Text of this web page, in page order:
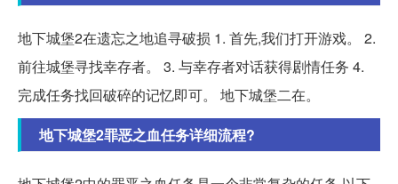
地下城堡2在遗忘之地追寻破损 1. 首先,我们打开游戏。 2.
前往城堡寻找幸存者。 3. 与幸存者对话获得剧情任务 4.
完成任务找回破碎的记忆即可。 地下城堡二在。
地下城堡2罪恶之血任务详细流程?